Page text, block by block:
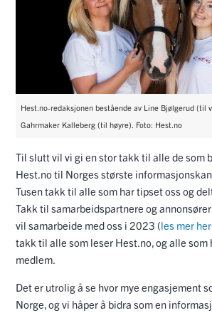
Hest.no-redaksjonen bestående av Line Bjølgerud (til
Gahrmaker Kalleberg (til høyre). Foto: Hest.no
Til slutt vil vi gi en stor takk til alle de som
Hest.no til Norges største
Tusen takk til alle som har tipset oss og
Takk til samarbeidspartnere og
vil samarbeide med oss i 2023 (les mer her
takk til alle som leser Hest.no, og alle som
medlem.
Det er utrolig å se hvor mye engasjement
Norge, og vi håper å bidra som en